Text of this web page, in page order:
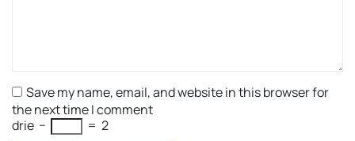
Save my name, email, and website in this browser for
the next time I comment
drie − = 2